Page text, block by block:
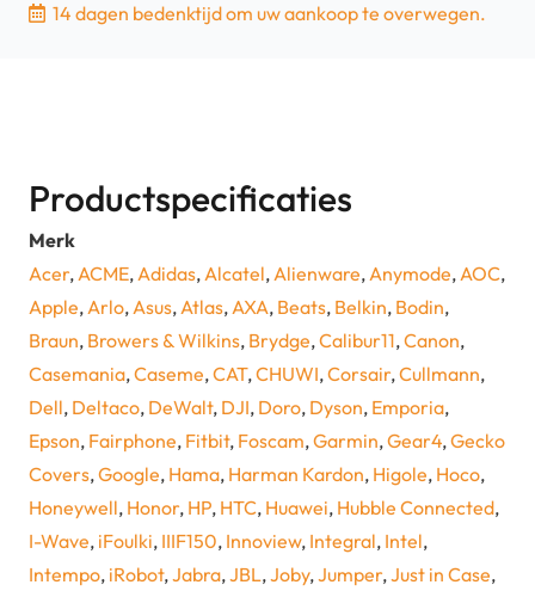
14 dagen bedenktijd om uw aankoop te overwegen.
Productspecificaties
Merk
Acer,ACME,Adidas,Alcatel,Alienware,Anymode,AOC,
Apple,Arlo,Asus,Atlas,AXA, Beats, Belkin, Bodin,
Braun, Browers & Wilkins, Brydge,Calibur11,Canon,
Casemania,Caseme,CAT,CHUWI,Corsair,Cullmann,
Dell, Deltaco, DeWalt, DJI, Doro, Dyson, Emporia,
Epson, Fairphone, Fitbit, Foscam,Garmin,Gear4,Gecko
Covers,Google, Hama, Harman Kardon, Higole, Hoco,
Honeywell, Honor, HP, HTC, Huawei, Hubble Connected,
I-Wave, iFoulki, IIIF150, Innoview, Integral, Intel,
Intempo, iRobot,Jabra,JBL,Joby,Jumper,Just in Case,